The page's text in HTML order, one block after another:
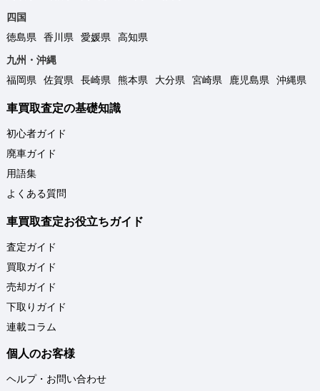
四国
徳島県
香川県 愛媛県
高知県
九州・沖縄
福岡県
佐賀県 長崎県 熊本県 大分県 宮崎県 鹿児島県 沖縄県
車買取査定の基礎知識
初心者ガイド
廃車ガイド
用語集
よくある質問
車買取査定お役立ちガイド
査定ガイド
買取ガイド
売却ガイド
下取りガイド
連載コラム
個人のお客様
ヘルプ・お問い合わせ